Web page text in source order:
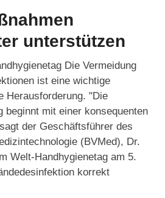
unterstützen
Die Vermeidung
ist eine wichtige
Herausforderung. "Die
beginnt mit einer konsequenten
der Geschäftsführer des
(BVMed), Dr.
Welt-Handhygienetag am 5.
korrekt